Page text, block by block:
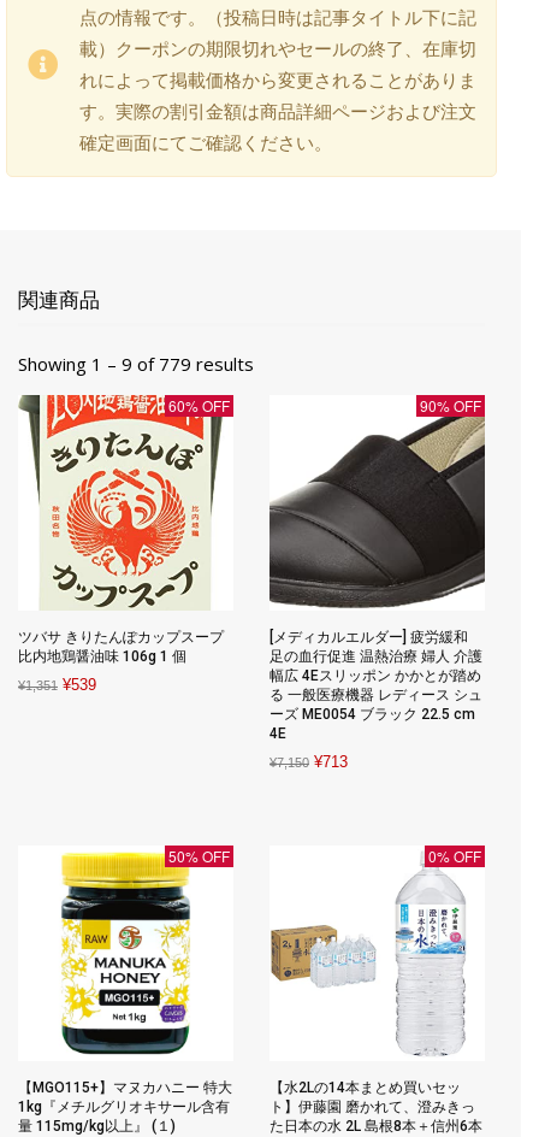
点の情報です。（投稿日時は記事タイトル下に記
載）クーポンの期限切れやセールの終了、在庫切
れによって掲載価格から変更されることがありま
す。実際の割引金額は商品詳細ページおよび注文
確定画面にてご確認ください。
関連商品
Showing 1 – 9 of 779 results
60% OFF
ツバサ きりたんぽカップスープ
比内地鶏醤油味 106g 1 個
¥1,351 Original
¥539Current
90% OFF
[メディカルエルダー] 疲労緩和
足の血行促進 温熱治療 婦人 介護
幅広 4Eスリッポン かかとが踏め
る 一般医療機器 レディース シュ
ーズ ME0054 ブラック 22.5 cm
4E
¥7,150 Original
¥713Current
50% OFF
【MGO115+】マヌカハニー 特大
1kg『メチルグリオキサール含有
量 115mg/kg以上』 (１)
0% OFF
【水2Lの14本まとめ買いセッ
ト】伊藤園 磨かれて、澄みきっ
た日本の水 2L 島根8本＋信州6本